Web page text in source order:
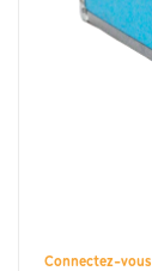
Connectez-vous